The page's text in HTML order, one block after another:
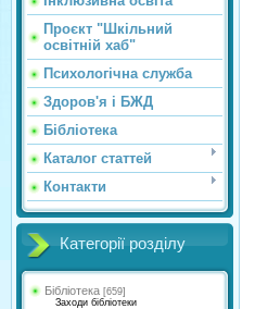
Проєкт "Шкільний
освітній хаб"
Психологічна служба
Здоров'я і БЖД
Бібліотека
Каталог статтей
Контакти
Категорії розділу
Бібліотека [659]
Заходи бібліотеки